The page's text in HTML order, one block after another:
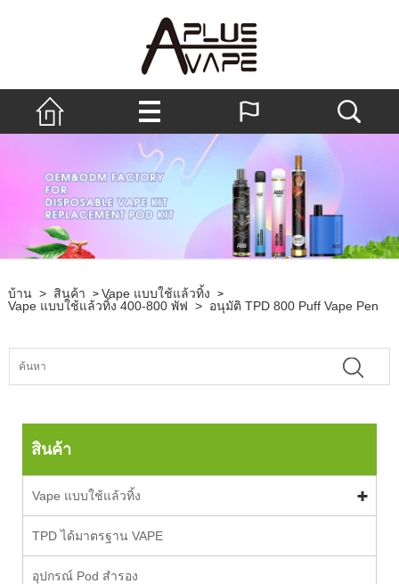
บ้าน > สินค้า > Vape แบบใช้แล้วทิ้ง >
Vape แบบใช้แล้วทิ้ง 400-800 พัฟ > อนุมัติ TPD 800 Puff Vape Pen
สินค้า
Vape แบบใช้แล้วทิ้ง
TPD ได้มาตรฐาน VAPE
อุปกรณ์ Pod สำรอง